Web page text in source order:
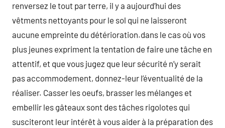
renversez le tout par terre, il y a aujourd’hui des
vêtments nettoyants pour le sol qui ne laisseront
aucune empreinte du détérioration.dans le cas où vos
plus jeunes expriment la tentation de faire une tâche en
attentif, et que vous jugez que leur sécurité n’y serait
pas accommodement, donnez-leur l’éventualité de la
réaliser. Casser les oeufs, brasser les mélanges et
embellir les gâteaux sont des tâches rigolotes qui
susciteront leur intérêt à vous aider à la préparation des